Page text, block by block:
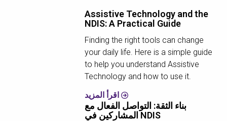
Assistive Technology and the
NDIS: A Practical Guide
Finding the right tools can change
your daily life. Here is a simple guide
to help you understand Assistive
Technology and how to use it.
اقرأ المزيد
بناء الثقة: التواصل الفعال مع
المشاركين في NDIS